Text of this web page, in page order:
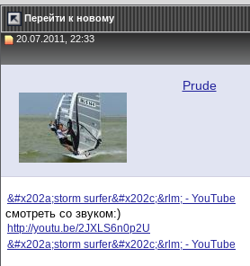
Перейти к новому
20.07.2011, 22:33
Prude
&#x202a;storm surfer&#x202c;&rlm; - YouTube
смотреть со звуком:)
http://youtu.be/2JXLS6n0p2U
&#x202a;storm surfer&#x202c;&rlm; - YouTube